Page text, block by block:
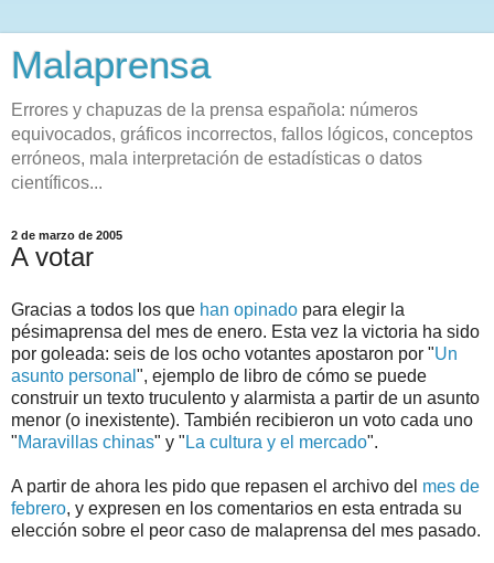
Malaprensa
Errores y chapuzas de la prensa española: números
equivocados, gráficos incorrectos, fallos lógicos, conceptos
erróneos, mala interpretación de estadísticas o datos
científicos...
2 de marzo de 2005
A votar
Gracias a todos los que han opinado para elegir la
pésimaprensa del mes de enero. Esta vez la victoria ha sido
por goleada: seis de los ocho votantes apostaron por "Un
asunto personal ", ejemplo de libro de cómo se puede
construir un texto truculento y alarmista a partir de un asunto
menor (o inexistente). También recibieron un voto cada uno
"Maravillas chinas" y " La cultura y el mercado".
A partir de ahora les pido que repasen el archivo del mes de
febrero, y expresen en los comentarios en esta entrada su
elección sobre el peor caso de malaprensa del mes pasado.